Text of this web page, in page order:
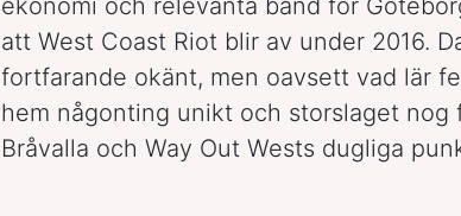
att West Coast Riot blir av under 2016.
fortfarande okänt, men oavsett vad lär
hem någonting unikt och storslaget nog
Bråvalla och Way Out Wests dugliga